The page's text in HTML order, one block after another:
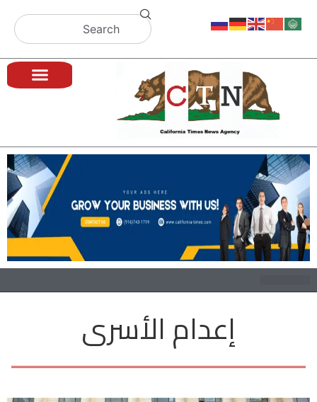
إعدام الأسرى